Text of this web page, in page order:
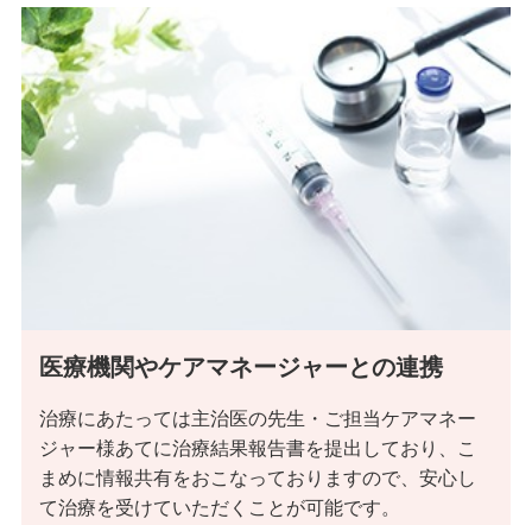
医療機関やケアマネージャーとの連携
治療にあたっては主治医の先生・ご担当ケアマネー
ジャー様あてに治療結果報告書を提出しており、こ
まめに情報共有をおこなっておりますので、安心し
て治療を受けていただくことが可能です。
一緒に働いてみる
施設管理者様へ
施設スケジュールに合わせた施術が
無料体験ご希望の方へ
討の方へ無料体験を実施していま
す。お気軽にご相談下さい。